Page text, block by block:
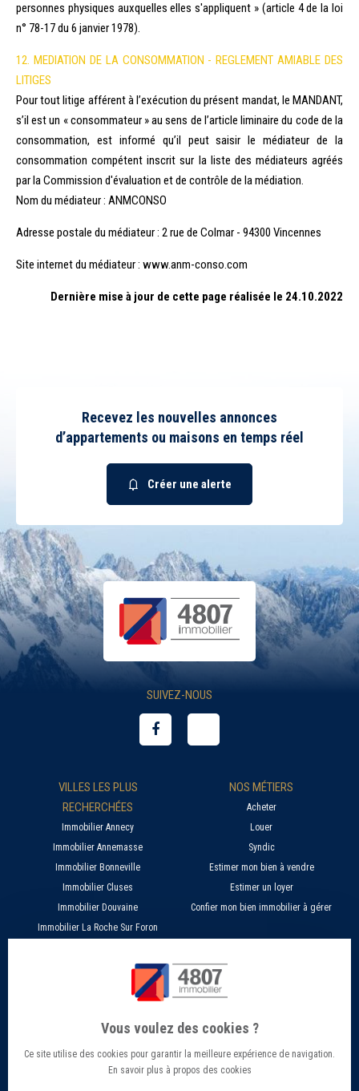
personnes physiques auxquelles elles s'appliquent » (article 4 de la loi
n° 78-17 du 6 janvier 1978).
12. MEDIATION DE LA CONSOMMATION - REGLEMENT AMIABLE DES
LITIGES
Pour tout litige afférent à l’exécution du présent mandat, le MANDANT,
s’il est un « consommateur » au sens de l’article liminaire du code de la
consommation, est informé qu’il peut saisir le médiateur de la
consommation compétent inscrit sur la liste des médiateurs agréés
par la Commission d'évaluation et de contrôle de la médiation.
Nom du médiateur : ANMCONSO
Adresse postale du médiateur : 2 rue de Colmar - 94300 Vincennes
Site internet du médiateur : www.anm-conso.com
Dernière mise à jour de cette page réalisée le 24.10.2022
Recevez les nouvelles annonces
d’appartements ou maisons en temps réel
Créer une alerte
SUIVEZ-NOUS
VILLES LES PLUS
RECHERCHÉES
Immobilier Annecy
Immobilier Annemasse
Immobilier Bonneville
Immobilier Cluses
Immobilier Douvaine
Immobilier La Roche Sur Foron
NOS MÉTIERS
Acheter
Louer
Syndic
Estimer mon bien à vendre
Estimer un loyer
Confier mon bien immobilier à gérer
Nos agences 4807
Barème Transaction immobilière
SERVICES EN LIGNE
Estimer mon bien immobilier en ligne
Candidature location
Offres d’emploi - Recrutement
Vous voulez des cookies ?
Ce site utilise des cookies pour garantir la meilleure expérience de navigation.
En savoir plus à propos des cookies